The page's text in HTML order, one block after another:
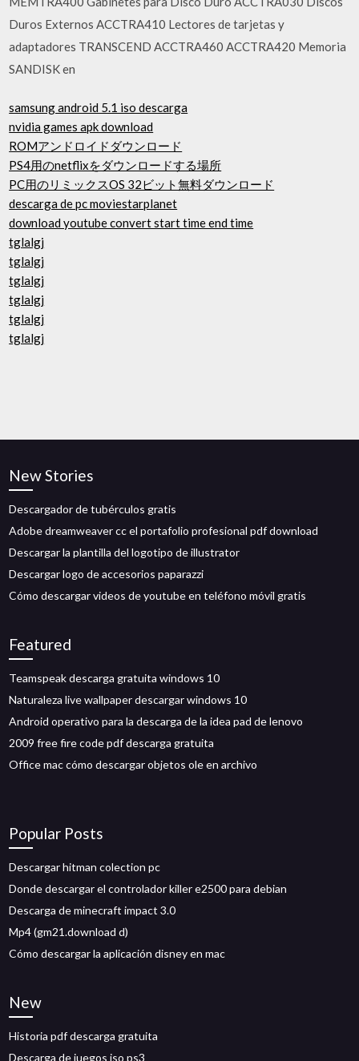
Duros Externos ACCTRA410 Lectores de tarjetas y
adaptadores TRANSCEND ACCTRA460 ACCTRA420 Memoria
SANDISK en
samsung android 5.1 iso descarga
nvidia games apk download
ROMアンドロイドダウンロード
PS4用のnetflixをダウンロードする場所
PC用のリミックスOS 32ビット無料ダウンロード
descarga de pc moviestarplanet
download youtube convert start time end time
tglalgj
tglalgj
tglalgj
tglalgj
tglalgj
tglalgj
New Stories
Descargador de tubérculos gratis
Adobe dreamweaver cc el portafolio profesional pdf download
Descargar la plantilla del logotipo de illustrator
Descargar logo de accesorios paparazzi
Cómo descargar videos de youtube en teléfono móvil gratis
Featured
Teamspeak descarga gratuita windows 10
Naturaleza live wallpaper descargar windows 10
Android operativo para la descarga de la idea pad de lenovo
2009 free fire code pdf descarga gratuita
Office mac cómo descargar objetos ole en archivo
Popular Posts
Descargar hitman colection pc
Donde descargar el controlador killer e2500 para debian
Descarga de minecraft impact 3.0
Mp4 (gm21.download d)
Cómo descargar la aplicación disney en mac
New
Historia pdf descarga gratuita
Descarga de juegos iso ps3